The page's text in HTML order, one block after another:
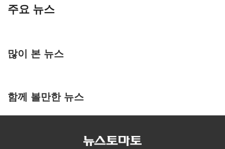
주요 뉴스
많이 본 뉴스
함께 볼만한 뉴스